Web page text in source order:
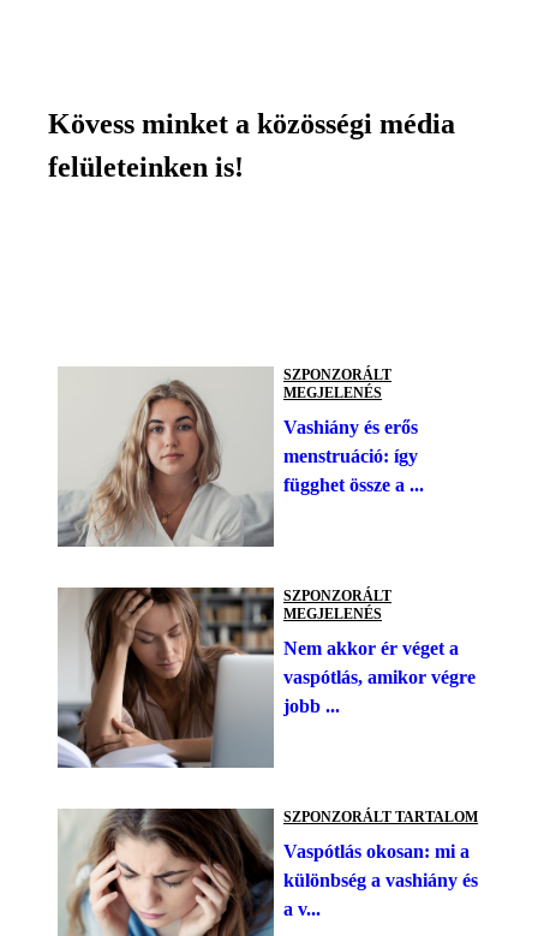
Kövess minket a közösségi média
felületeinken is!
SZPONZORÁLT
MEGJELENÉS
Vashiány és erős
menstruáció: így
függhet össze a ...
SZPONZORÁLT
MEGJELENÉS
Nem akkor ér véget a
vaspótlás, amikor végre
jobb ...
SZPONZORÁLT TARTALOM
Vaspótlás okosan: mi a
különbség a vashiány és
a v...